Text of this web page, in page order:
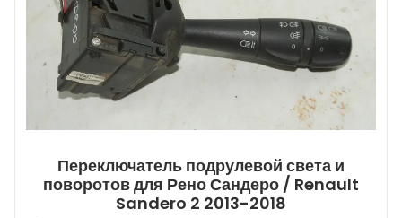
Переключатель подрулевой света и
поворотов для Рено Сандеро / Renault
Sandero 2 2013-2018